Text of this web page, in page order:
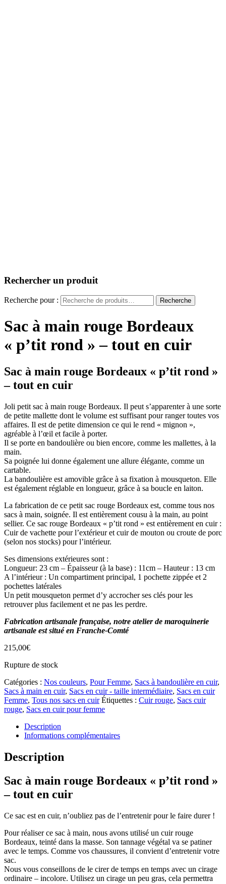
Rechercher un produit
Recherche pour : Recherche
Sac à main rouge Bordeaux
« p’tit rond » – tout en cuir
Sac à main rouge Bordeaux « p’tit rond »
– tout en cuir
Joli petit sac à main rouge Bordeaux. Il peut s’apparenter à une sorte
de petite mallette dont le volume est suffisant pour ranger toutes vos
affaires. Il est de petite dimension ce qui le rend « mignon »,
agréable à l’œil et facile à porter.
Il se porte en bandoulière ou bien encore, comme les mallettes, à la
main.
Sa poignée lui donne également une allure élégante, comme un
cartable.
La bandoulière est amovible grâce à sa fixation à mousqueton. Elle
est également réglable en longueur, grâce à sa boucle en laiton.
La fabrication de ce petit sac rouge Bordeaux est, comme tous nos
sacs à main, soignée. Il est entièrement cousu à la main, au point
sellier. Ce sac rouge Bordeaux « p’tit rond » est entièrement en cuir :
Cuir de vachette pour l’extérieur et cuir de mouton ou croute de porc
(selon nos stocks) pour l’intérieur.
Ses dimensions extérieures sont :
Longueur: 23 cm – Épaisseur (à la base) : 11cm – Hauteur : 13 cm
A l’intérieur : Un compartiment principal, 1 pochette zippée et 2
pochettes latérales
Un petit mousqueton permet d’y accrocher ses clés pour les
retrouver plus facilement et ne pas les perdre.
Fabrication artisanale française, notre atelier de maroquinerie
artisanale est situé en Franche-Comté
215,00€
Rupture de stock
Catégories : Nos couleurs, Pour Femme, Sacs à bandoulière en cuir,
Sacs à main en cuir, Sacs en cuir - taille intermédiaire, Sacs en cuir
Femme, Tous nos sacs en cuir Étiquettes : Cuir rouge, Sacs cuir
rouge, Sacs en cuir pour femme
Description
Informations complémentaires
Description
Sac à main rouge Bordeaux « p’tit rond »
– tout en cuir
Ce sac est en cuir, n’oubliez pas de l’entretenir pour le faire durer !
Pour réaliser ce sac à main, nous avons utilisé un cuir rouge
Bordeaux, teinté dans la masse. Son tannage végétal va se patiner
avec le temps. Comme vos chaussures, il convient d’entretenir votre
sac.
Nous vous conseillons de le cirer de temps en temps avec un cirage
ordinaire – incolore. Utilisez un cirage un peu gras, cela permettra